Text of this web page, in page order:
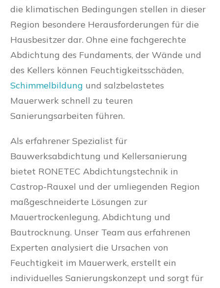
die klimatischen Bedingungen stellen in dieser
Region besondere Herausforderungen für die
Hausbesitzer dar. Ohne eine fachgerechte
Abdichtung des Fundaments, der Wände und
des Kellers können Feuchtigkeitsschäden,
Schimmelbildung und salzbelastetes
Mauerwerk schnell zu teuren
Sanierungsarbeiten führen.
Als erfahrener Spezialist für
Bauwerksabdichtung und Kellersanierung
bietet RONETEC Abdichtungstechnik in
Castrop-Rauxel und der umliegenden Region
maßgeschneiderte Lösungen zur
Mauertrockenlegung, Abdichtung und
Bautrocknung. Unser Team aus erfahrenen
Experten analysiert die Ursachen von
Feuchtigkeit im Mauerwerk, erstellt ein
individuelles Sanierungskonzept und sorgt für